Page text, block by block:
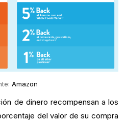
Amazon
de dinero recompensan a los
del valor de su compra